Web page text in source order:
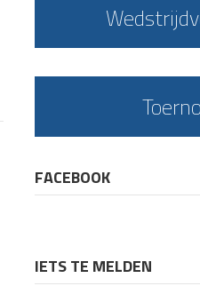
FACEBOOK
IETS TE MELDEN